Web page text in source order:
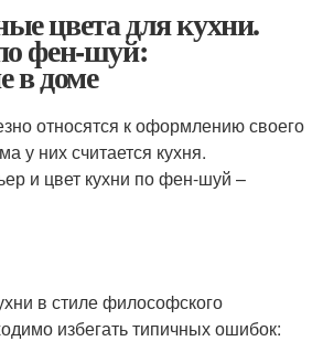
цвета для кухни.
фен-шуй:
в доме
относятся к оформлению своего
у них считается кухня.
и цвет кухни по фен-шуй –
в стиле философского
избегать типичных ошибок: